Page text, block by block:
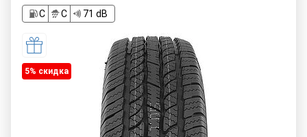
C
C 71 dB
5% cкидка